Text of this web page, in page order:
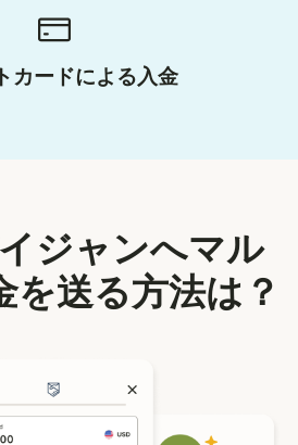
カードによる入金
ジャンへマル
を送る方法は？